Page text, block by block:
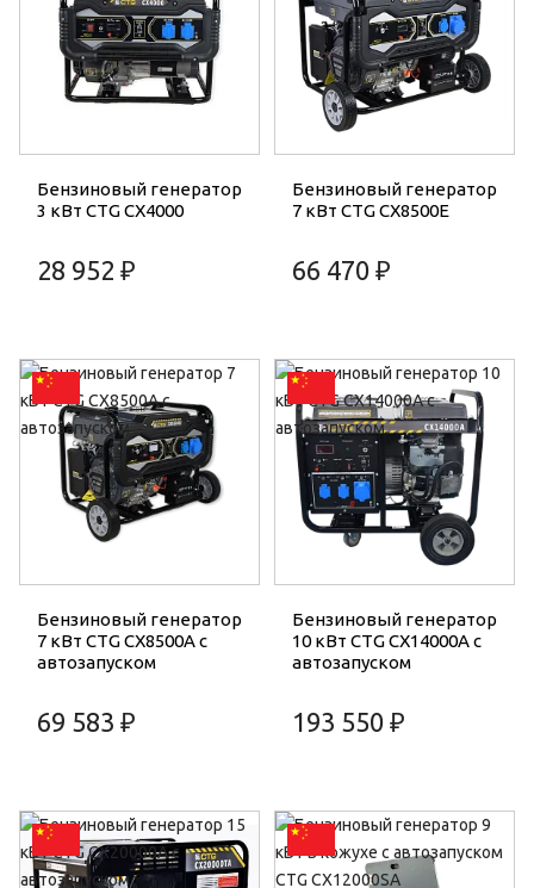
Бензиновый генератор
3 кВт CTG CX4000
28 952 ₽
Бензиновый генератор
7 кВт CTG CX8500E
66 470 ₽
Бензиновый генератор
7 кВт CTG CX8500A с
автозапуском
69 583 ₽
Бензиновый генератор
10 кВт CTG CX14000A с
автозапуском
193 550 ₽